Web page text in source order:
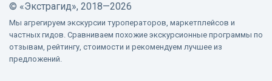
© «Экстрагид», 2018—2026
Мы агрегируем экскурсии туроператоров, маркетплейсов и
частных гидов. Сравниваем похожие экскурсионные программы по
отзывам, рейтингу, стоимости и рекомендуем лучшее из
предложений.